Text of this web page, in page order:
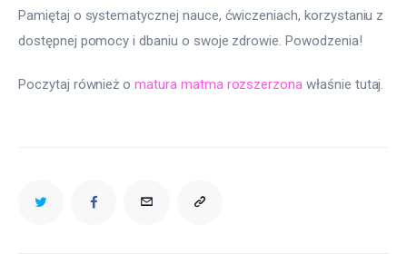
Pamiętaj o systematycznej nauce, ćwiczeniach, korzystaniu z
dostępnej pomocy i dbaniu o swoje zdrowie. Powodzenia!
Poczytaj również o matura matma rozszerzona właśnie tutaj.